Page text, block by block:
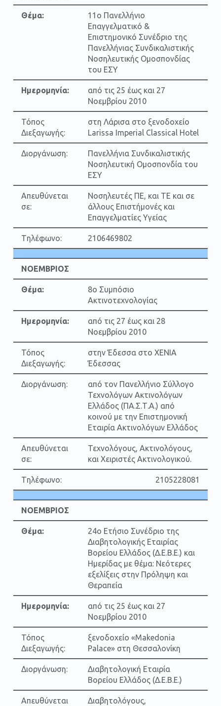
Θέμα:
11ο Πανελλήνιο
Επαγγελματικό &
Επιστημονικό Συνέδριο της
Πανελλήνιας Συνδικαλιστικής
Νοσηλευτικής Ομοσπονδίας
του ΕΣΥ
Ημερομηνία:
από τις 25 έως και 27
Νοεμβρίου 2010
Τόπος
Διεξαγωγής:
στη Λάρισα στο ξενοδοχείο
Larissa Imperial Classical Hotel
Διοργάνωση:
Πανελλήνια Συνδικαλιστικής
Νοσηλευτική Ομοσπονδία του
ΕΣΥ
Απευθύνεται
σε:
Νοσηλευτές ΠΕ, και ΤΕ και σε
άλλους Επιστήμονές και
Επαγγελματίες Υγείας
Tηλέφωνο: 2106469802
ΝΟΕΜΒΡΙΟΣ
Θέμα:
8ο Συμπόσιο
Ακτινοτεχνολογίας
Ημερομηνία:
από τις 27 έως και 28
Νοεμβρίου 2010
Τόπος
Διεξαγωγής:
στην Έδεσσα στο XENIA
Έδεσσας
Διοργάνωση:
από τον Πανελλήνιο Σύλλογο
Τεχνολόγων Ακτινολόγων
Ελλάδος (ΠΑ.Σ.Τ.Α.) από
κοινού με την Επιστημονική
Εταιρία Ακτινολόγων Ελλάδος
Απευθύνεται
σε:
Τεχνολόγους, Ακτινολόγους,
και Χειριστές Ακτινολογικού.
Tηλέφωνο: 2105228081
ΝΟΕΜΒΡΙΟΣ
Θέμα:
24ο Ετήσιο Συνέδριο της
Διαβητολογικής Εταιρίας
Βορείου Ελλάδος (Δ.Ε.Β.Ε.) και
Ημερίδας με θέμα: Νεότερες
εξελίξεις στην Πρόληψη και
Θεραπεία
Ημερομηνία:
από τις 25 έως και 27
Νοεμβρίου 2010
Τόπος
Διεξαγωγής:
ξενοδοχείο «Makedonia
Palace» στη Θεσσαλονίκη
Διοργάνωση:
Διαβητολογική Εταιρία
Βορείου Ελλάδος (Δ.Ε.Β.Ε.)
Απευθύνεται
Διαβητολόγους,